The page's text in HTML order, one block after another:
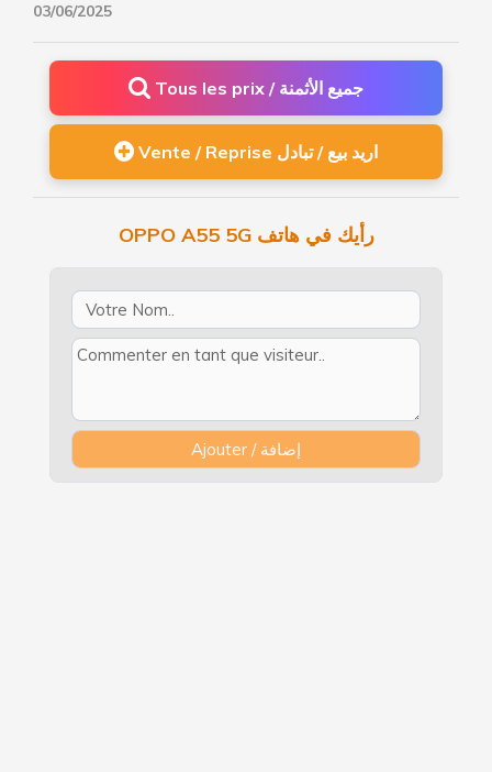
03/06/2025
Tous les prix / جميع الأثمنة
Vente / Reprise اريد بيع / تبادل
OPPO A55 5G رأيك في هاتف